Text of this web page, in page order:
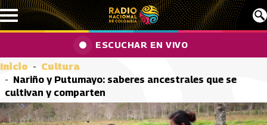
Pasar al contenido principal
ESCUCHAR EN VIVO
Inicio
Cultura
Nariño y Putumayo: saberes ancestrales que se
cultivan y comparten